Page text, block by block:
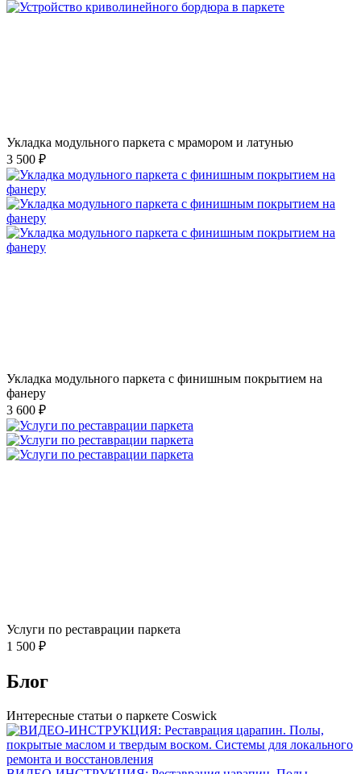
Укладка модульного паркета с мрамором и латунью
3 500 ₽
Укладка модульного паркета с финишным покрытием на
фанеру
3 600 ₽
Услуги по реставрации паркета
1 500 ₽
Блог
Интересные статьи о паркете Coswick